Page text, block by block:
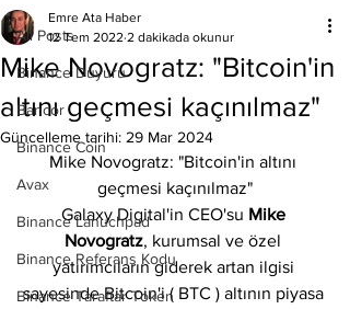
All Posts
Binance Duyuru
Bancor
Binance Coin
Avax
Binance Lanuchpad
Binance Referans Kodu
Binance Taraftar Token
Mike Novogratz: "Bitcoin'in
altını geçmesi kaçınılmaz"
Emre Ata Haber
12 Tem 2022 2 dakikada okunur
Güncelleme tarihi: 29 Mar 2024
Mike Novogratz: "Bitcoin'in altını
geçmesi kaçınılmaz"
Galaxy Digital'in CEO'su Mike
Novogratz, kurumsal ve özel
yatırımcıların giderek artan ilgisi
sayesinde Bitcoin'i ( BTC ) altının piyasa